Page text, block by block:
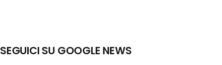
SEGUICI SU GOOGLE NEWS